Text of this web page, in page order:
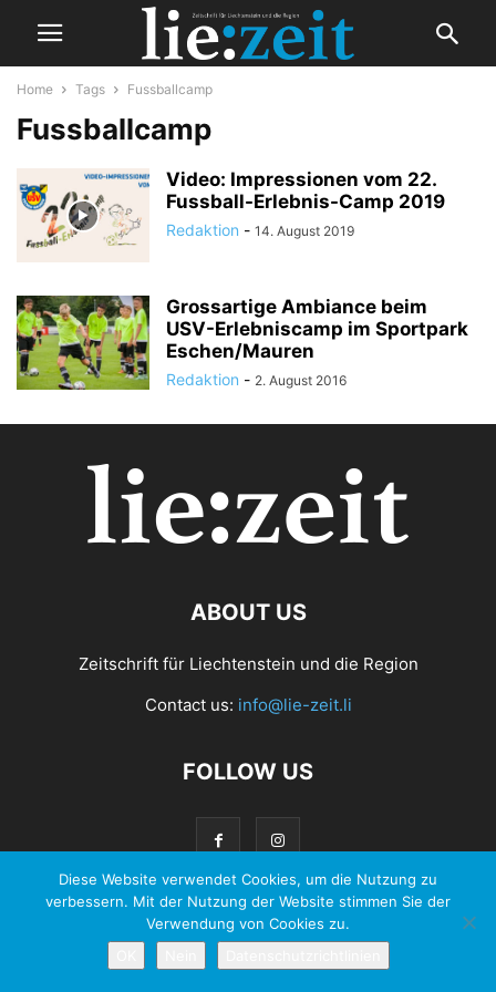
Home Tags Fussballcamp
Fussballcamp
Video: Impressionen vom 22.
Fussball-Erlebnis-Camp 2019
Redaktion - 14. August 2019
Grossartige Ambiance beim
USV-Erlebniscamp im Sportpark
Eschen/Mauren
Redaktion - 2. August 2016
ABOUT US
Zeitschrift für Liechtenstein und die Region
Contact us: info@lie-zeit.li
FOLLOW US
© 2026 - Zeit Verlag Anstalt |Datenschutzerklärung
Diese Website verwendet Cookies, um die Nutzung zu
verbessern. Mit der Nutzung der Website stimmen Sie der
Verwendung von Cookies zu.